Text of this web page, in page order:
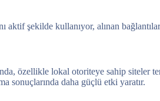
şekilde kullanıyor, alınan
özellikle lokal otoriteye sahip siteler
sonuçlarında daha güçlü etki yaratır.